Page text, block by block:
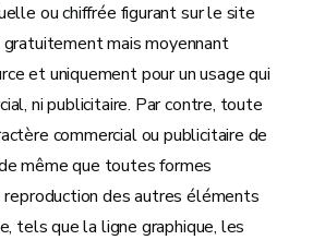
ou chiffrée figurant sur le site
mais moyennant
et uniquement pour un usage qui
ni publicitaire. Par contre, toute
commercial ou publicitaire de
même que toutes formes
des autres éléments
tels que la ligne graphique, les